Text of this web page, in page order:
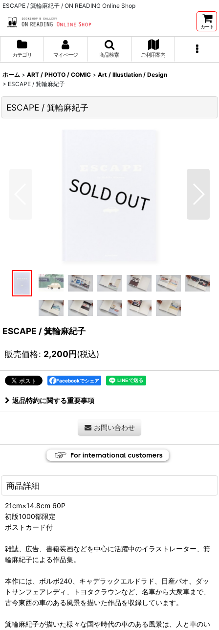
ESCAPE / 箕輪麻紀子 / ON READING Online Shop
カート
カテゴリ マイページ 商品検索 ご利用案内
ホーム > ART / PHOTO / COMIC > Art / Illustlation / Design
> ESCAPE / 箕輪麻紀子
ESCAPE / 箕輪麻紀子
ESCAPE / 箕輪麻紀子
販売価格: 2,200円(税込)
Facebookでシェア
返品特約に関する重要事項
お問い合わせ
商品詳細
21cm×14.8cm 60P
初版1000部限定
ポストカード付
雑誌、広告、書籍装画などを中心に活躍中のイラストレーター、箕
輪麻紀子による作品集。
本作には、ボルボ240、キャデラックエルドラド、日産パオ、ダッ
トサンフェアレディ、トヨタクラウンなど、名車から大衆車まで、
古今東西の車のある風景を描いた作品を収録しています。
箕輪麻紀子が描いた様々な国や時代の車のある風景は、人と車のい